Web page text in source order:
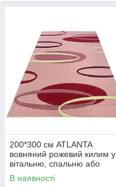
200*300 см ATLANTA
вовняний рожевий килим у
вітальню, спальню або
дитячу
В наявності